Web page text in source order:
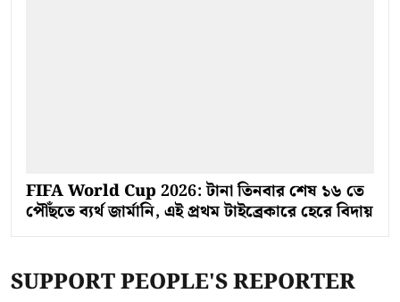
FIFA World Cup 2026: টানা তিনবার শেষ ১৬ তে
পৌঁছতে ব্যর্থ জার্মানি, এই প্রথম টাইব্রেকারে হেরে বিদায়
SUPPORT PEOPLE'S REPORTER